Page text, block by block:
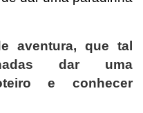
aventura, que tal
dar uma
e conhecer